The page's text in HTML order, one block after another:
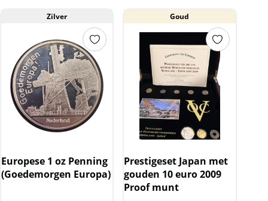
Zilver
Europese 1 oz Penning
(Goedemorgen Europa)
Goud
Prestigeset Japan met
gouden 10 euro 2009
Proof munt